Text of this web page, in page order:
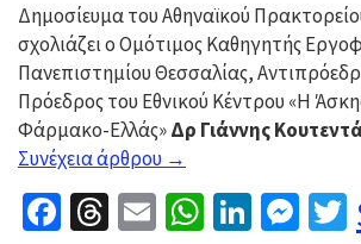
Δημοσίευμα του Αθηναϊκού
σχολιάζει ο Ομότιμος Καθηγητής
Πανεπιστημίου Θεσσαλίας,
Πρόεδρος του Εθνικού Κέντρου «Η
Φάρμακο-Ελλάς»Δρ Γιάννης
Συνέχεια άρθρου “Ενεργός
τρόπος
ζωής:
→
Facebook
Threads
Email